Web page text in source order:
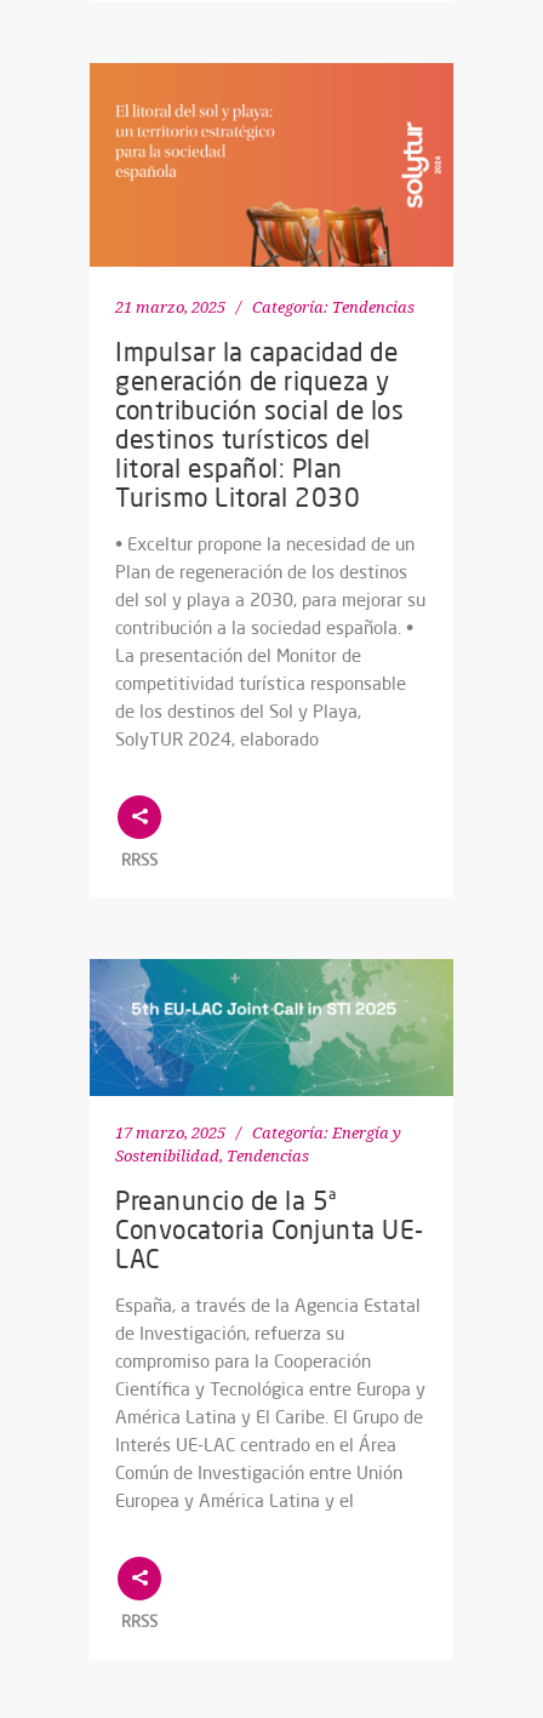
21 marzo, 2025 Categoría: Tendencias
Impulsar la capacidad de
generación de riqueza y
contribución social de los
destinos turísticos del
litoral español: Plan
Turismo Litoral 2030
• Exceltur propone la necesidad de un
Plan de regeneración de los destinos
del sol y playa a 2030, para mejorar su
contribución a la sociedad española. •
La presentación del Monitor de
competitividad turística responsable
de los destinos del Sol y Playa,
SolyTUR 2024, elaborado
RRSS
17 marzo, 2025 Categoría: Energía y
Sostenibilidad, Tendencias
Preanuncio de la 5ª
Convocatoria Conjunta UE-
LAC
España, a través de la Agencia Estatal
de Investigación, refuerza su
compromiso para la Cooperación
Científica y Tecnológica entre Europa y
América Latina y El Caribe. El Grupo de
Interés UE-LAC centrado en el Área
Común de Investigación entre Unión
Europea y América Latina y el
RRSS